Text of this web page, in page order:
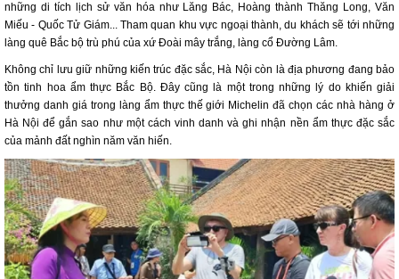
những di tích lịch sử văn hóa như Lăng Bác, Hoàng thành Thăng Long, Văn
Miếu - Quốc Tử Giám... Tham quan khu vực ngoại thành, du khách sẽ tới những
làng quê Bắc bộ trù phú của xứ Đoài mây trắng, làng cổ Đường Lâm.
Không chỉ lưu giữ những kiến trúc đặc sắc, Hà Nội còn là địa phương đang bảo
tồn tinh hoa ẩm thực Bắc Bộ. Đây cũng là một trong những lý do khiến giải
thưởng danh giá trong làng ẩm thực thế giới Michelin đã chọn các nhà hàng ở
Hà Nội để gắn sao như một cách vinh danh và ghi nhận nền ẩm thực đặc sắc
của mảnh đất nghìn năm văn hiến.